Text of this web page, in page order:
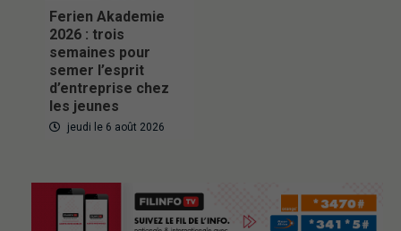
Ferien Akademie
2026 : trois
semaines pour
semer l’esprit
d’entreprise chez
les jeunes
jeudi le 6 août 2026